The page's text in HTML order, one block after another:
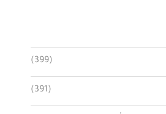
(399)
(391)